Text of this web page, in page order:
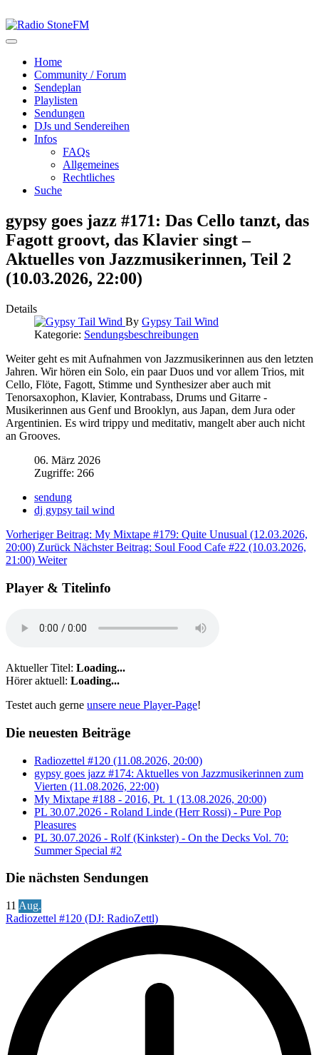
Home
Community / Forum
Sendeplan
Playlisten
Sendungen
DJs und Sendereihen
Infos
FAQs
Allgemeines
Rechtliches
Suche
gypsy goes jazz #171: Das Cello tanzt, das
Fagott groovt, das Klavier singt –
Aktuelles von Jazzmusikerinnen, Teil 2
(10.03.2026, 22:00)
Details
By Gypsy Tail Wind
Kategorie: Sendungsbeschreibungen
Weiter geht es mit Aufnahmen von Jazzmusikerinnen aus den letzten
Jahren. Wir hören ein Solo, ein paar Duos und vor allem Trios, mit
Cello, Flöte, Fagott, Stimme und Synthesizer aber auch mit
Tenorsaxophon, Klavier, Kontrabass, Drums und Gitarre -
Musikerinnen aus Genf und Brooklyn, aus Japan, dem Jura oder
Argentinien. Es wird trippy und meditativ, mangelt aber auch nicht
an Grooves.
06. März 2026
Zugriffe: 266
sendung
dj gypsy tail wind
Vorheriger Beitrag: My Mixtape #179: Quite Unusual (12.03.2026,
20:00) Zurück Nächster Beitrag: Soul Food Cafe #22 (10.03.2026,
21:00) Weiter
Player & Titelinfo
Aktueller Titel: Loading...
Hörer aktuell: Loading...
Testet auch gerne unsere neue Player-Page!
Die neuesten Beiträge
Radiozettel #120 (11.08.2026, 20:00)
gypsy goes jazz #174: Aktuelles von Jazzmusikerinnen zum
Vierten (11.08.2026, 22:00)
My Mixtape #188 - 2016, Pt. 1 (13.08.2026, 20:00)
PL 30.07.2026 - Roland Linde (Herr Rossi) - Pure Pop
Pleasures
PL 30.07.2026 - Rolf (Kinkster) - On the Decks Vol. 70:
Summer Special #2
Die nächsten Sendungen
11 Aug.
Radiozettel #120 (DJ: RadioZettl)